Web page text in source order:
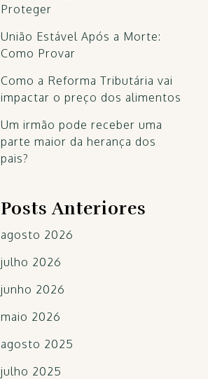
Proteger
União Estável Após a Morte:
Como Provar
Como a Reforma Tributária vai
impactar o preço dos alimentos
Um irmão pode receber uma
parte maior da herança dos
pais?
Posts Anteriores
agosto 2026
julho 2026
junho 2026
maio 2026
agosto 2025
julho 2025